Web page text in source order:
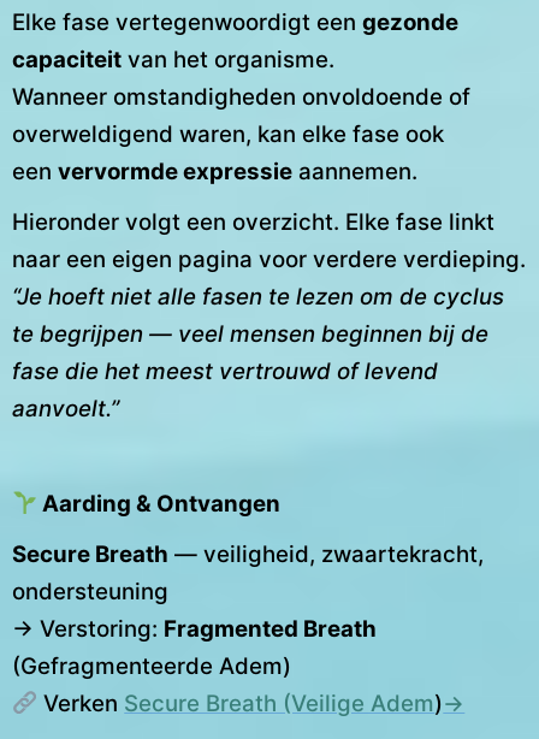
Elke fase vertegenwoordigt een gezonde
capaciteit van het organisme.
Wanneer omstandigheden onvoldoende of
overweldigend waren, kan elke fase ook
een vervormde expressie aannemen.
Hieronder volgt een overzicht. Elke fase linkt
naar een eigen pagina voor verdere verdieping.
“Je hoeft niet alle fasen te lezen om de cyclus
te begrijpen — veel mensen beginnen bij de
fase die het meest vertrouwd of levend
aanvoelt.”
Aarding & Ontvangen
Secure Breath — veiligheid, zwaartekracht,
ondersteuning
→ Verstoring: Fragmented Breath
(Gefragmenteerde Adem)
Verken Secure Breath (Veilige Adem)→